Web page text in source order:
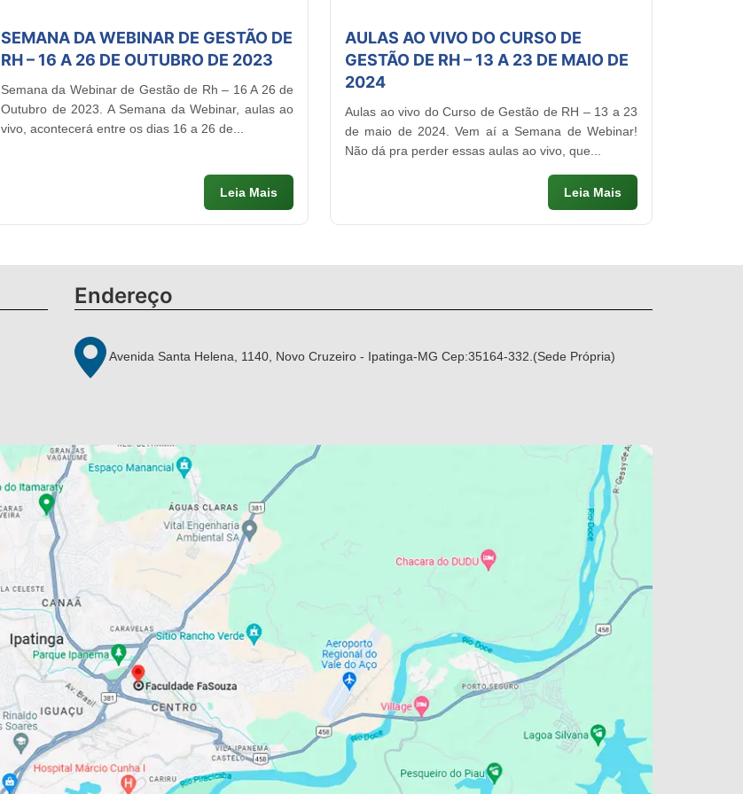
SEMANA DA WEBINAR DE GESTÃO DE
RH – 16 A 26 DE OUTUBRO DE 2023
Semana da Webinar de Gestão de Rh – 16 A 26 de
Outubro de 2023. A Semana da Webinar, aulas ao
vivo, acontecerá entre os dias 16 a 26 de...
Leia Mais
AULAS AO VIVO DO CURSO DE
GESTÃO DE RH – 13 A 23 DE MAIO DE
2024
Aulas ao vivo do Curso de Gestão de RH – 13 a 23
de maio de 2024. Vem aí a Semana de Webinar!
Não dá pra perder essas aulas ao vivo, que...
Leia Mais
Endereço
Avenida Santa Helena, 1140, Novo Cruzeiro - Ipatinga-MG Cep:35164-332.(Sede Própria)